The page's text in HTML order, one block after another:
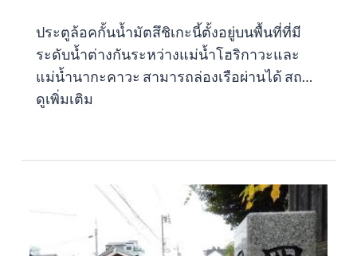
ประตูล้อคกั้นน้ำมัตสึชิเกะนี้ตั้งอยู่บนพื้นที่ที่มี
ระดับน้ำต่างกันระหว่างแม่น้ำโฮริกาวะและ
แม่น้ำนากะคาวะ สามารถล่องเรือผ่านได้ สถ…
ดูเพิ่มเติม